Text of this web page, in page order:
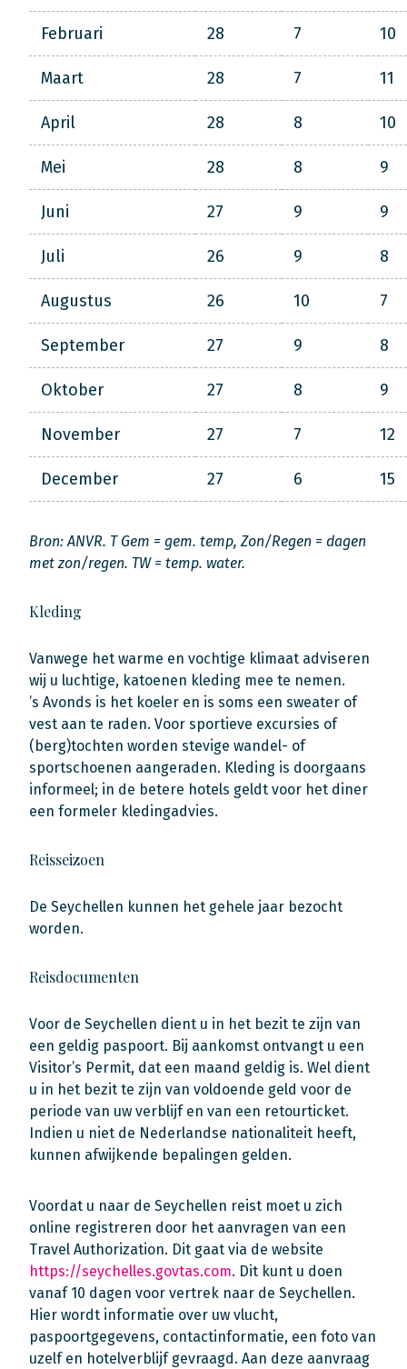
Februari 28 7 10
Maart 28 7 11
April 28 8 10
Mei 28 8 9
Juni 27 9 9
Juli 26 9 8
Augustus 26 10 7
September 27 9 8
Oktober 27 8 9
November 27 7 12
December 27 6 15
Bron: ANVR. T Gem = gem. temp, Zon/Regen = dagen
met zon/regen. TW = temp. water.
Kleding
Vanwege het warme en vochtige klimaat adviseren
wij u luchtige, katoenen kleding mee te nemen.
’s Avonds is het koeler en is soms een sweater of
vest aan te raden. Voor sportieve excursies of
(berg)tochten worden stevige wandel- of
sportschoenen aangeraden. Kleding is doorgaans
informeel; in de betere hotels geldt voor het diner
een formeler kledingadvies.
Reisseizoen
De Seychellen kunnen het gehele jaar bezocht
worden.
Reisdocumenten
Voor de Seychellen dient u in het bezit te zijn van
een geldig paspoort. Bij aankomst ontvangt u een
Visitor’s Permit, dat een maand geldig is. Wel dient
u in het bezit te zijn van voldoende geld voor de
periode van uw verblijf en van een retourticket.
Indien u niet de Nederlandse nationaliteit heeft,
kunnen afwijkende bepalingen gelden.
Voordat u naar de Seychellen reist moet u zich
online registreren door het aanvragen van een
Travel Authorization. Dit gaat via de website
https://seychelles.govtas.com. Dit kunt u doen
vanaf 10 dagen voor vertrek naar de Seychellen.
Hier wordt informatie over uw vlucht,
paspoortgegevens, contactinformatie, een foto van
uzelf en hotelverblijf gevraagd. Aan deze aanvraag